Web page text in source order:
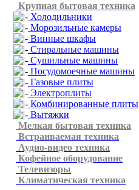
Крупная бытовая техника
Холодильники
Морозильные камеры
Винные шкафы
Стиральные машины
Сушильные машины
Посудомоечные машины
Газовые плиты
Электроплиты
Комбинированные плиты
Вытяжки
Мелкая бытовая техника
Встраиваемая техника
Аудио-видео техника
Кофейное оборудование
Телевизоры
Климатическая техника